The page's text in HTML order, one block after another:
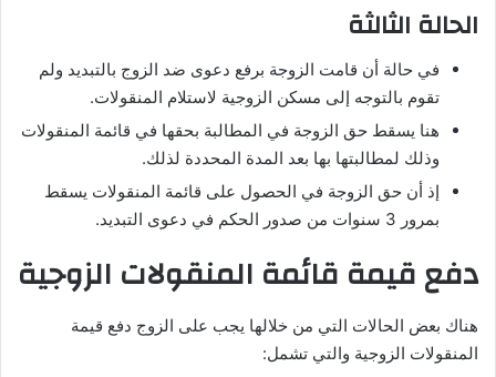
الحالة الثالثة
في حالة أن قامت الزوجة برفع دعوى ضد الزوج بالتبديد ولم
تقوم بالتوجه إلى مسكن الزوجية لاستلام المنقولات.
هنا يسقط حق الزوجة في المطالبة بحقها في قائمة المنقولات
وذلك لمطالبتها بها بعد المدة المحددة لذلك.
إذ أن حق الزوجة في الحصول على قائمة المنقولات يسقط
بمرور 3 سنوات من صدور الحكم في دعوى التبديد.
دفع قيمة قائمة المنقولات الزوجية
هناك بعض الحالات التي من خلالها يجب على الزوج دفع قيمة
المنقولات الزوجية والتي تشمل: